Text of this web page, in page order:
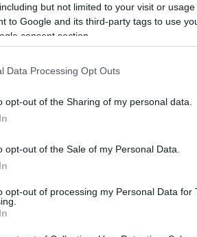
but not limited to your visit or
to Google and its third-party tags to use
consent section.
Data Processing Opt Outs
opt-out of the Sharing of my personal data.
opt-out of the Sale of my Personal Data.
opt-out of processing my Personal Data for